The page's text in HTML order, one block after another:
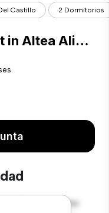
Castillo 2 Dormitorios
2 Bedrooms Apartment in Altea Alicante (Costa Blanca)
Este moderno